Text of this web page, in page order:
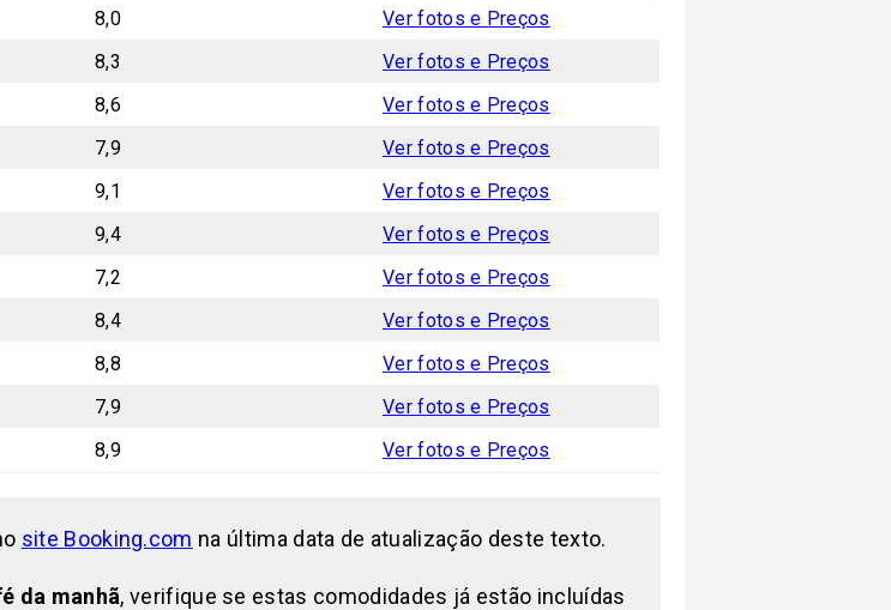
8,0
Ver fotos e Preços
8,3
Ver fotos e Preços
8,6
Ver fotos e Preços
7,9
Ver fotos e Preços
9,1
Ver fotos e Preços
9,4
Ver fotos e Preços
7,2
Ver fotos e Preços
8,4
Ver fotos e Preços
8,8
Ver fotos e Preços
7,9
Ver fotos e Preços
8,9 Ver fotos e Preços
site Booking.com na última data de atualização deste texto.
da manhã, verifique se estas comodidades já estão incluídas